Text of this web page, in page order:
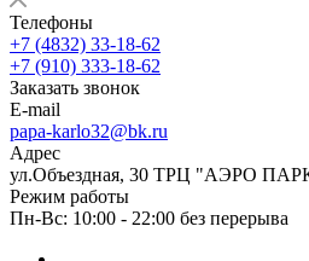
Телефоны
+7 (4832) 33-18-62
+7 (910) 333-18-62
Заказать звонок
E-mail
papa-karlo32@bk.ru
Адрес
ул.Объездная, 30 ТРЦ "АЭРО
Режим работы
Пн-Вс: 10:00 - 22:00 без перерыва